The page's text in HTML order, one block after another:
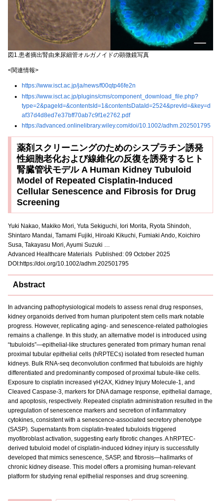
図1.患者摘出腎由来尿細管オルガノイドの顕微鏡写真
<関連情報>
https://www.isct.ac.jp/ja/news/f00qtp46fe2n
https://www.isct.ac.jp/plugins/cms/component_download_file.php?
type=2&pageId=&contentsId=1&contentsDataId=2524&prevId=&key=d
af37d4d8ed7e37bff70ab7c9f1e2762.pdf
https://advanced.onlinelibrary.wiley.com/doi/10.1002/adhm.202501795
薬剤スクリーニングのためのシスプラチン誘発
性細胞老化および線維化の反復を誘発するヒト
腎臓管状モデル A Human Kidney Tubuloid
Model of Repeated Cisplatin-Induced
Cellular Senescence and Fibrosis for Drug
Screening
Yuki Nakao, Makiko Mori, Yuta Sekiguchi, Iori Morita, Ryota Shindoh,
Shintaro Mandai, Tamami Fujiki, Hiroaki Kikuchi, Fumiaki Ando, Koichiro
Susa, Takayasu Mori, Ayumi Suzuki …
Advanced Healthcare Materials Published: 09 October 2025
DOI:https://doi.org/10.1002/adhm.202501795
Abstract
In advancing pathophysiological models to assess renal drug responses,
kidney organoids derived from human pluripotent stem cells mark notable
progress. However, replicating aging- and senescence-related pathologies
remains a challenge. In this study, an alternative model is introduced using
“tubuloids”—epithelial-like structures generated from primary human renal
proximal tubular epithelial cells (hRPTECs) isolated from resected human
kidneys. Bulk RNA-seq deconvolution confirmed that tubuloids are highly
differentiated and predominantly composed of proximal tubule-like cells.
Exposure to cisplatin increased γH2AX, Kidney Injury Molecule-1, and
Cleaved Caspase-3, markers for DNA damage response, epithelial damage,
and apoptosis, respectively. Repeated cisplatin administration resulted in the
upregulation of senescence markers and secretion of inflammatory
cytokines, consistent with a senescence-associated secretory phenotype
(SASP). Supernatants from cisplatin-treated tubuloids triggered
myofibroblast activation, suggesting early fibrotic changes. A hRPTEC-
derived tubuloid model of cisplatin-induced kidney injury is successfully
developed that mimics senescence, SASP, and fibrosis—hallmarks of
chronic kidney disease. This model offers a promising human-relevant
platform for studying renal epithelial responses and drug screening.